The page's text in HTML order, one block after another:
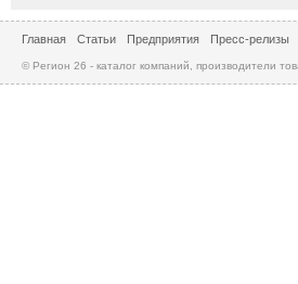
Главная Статьи Предприятия Пресс-релизы
© Регион 26 - каталог компаний, производители